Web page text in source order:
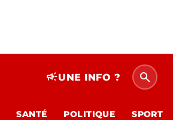
campaignUNE INFO ? search
SANTÉ POLITIQUE SPORT